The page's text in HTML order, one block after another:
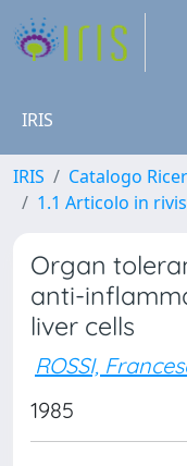
IRIS
IRIS Catalogo
1.1 Articolo in
Organ
anti-
liver cells
ROSSI,
1985